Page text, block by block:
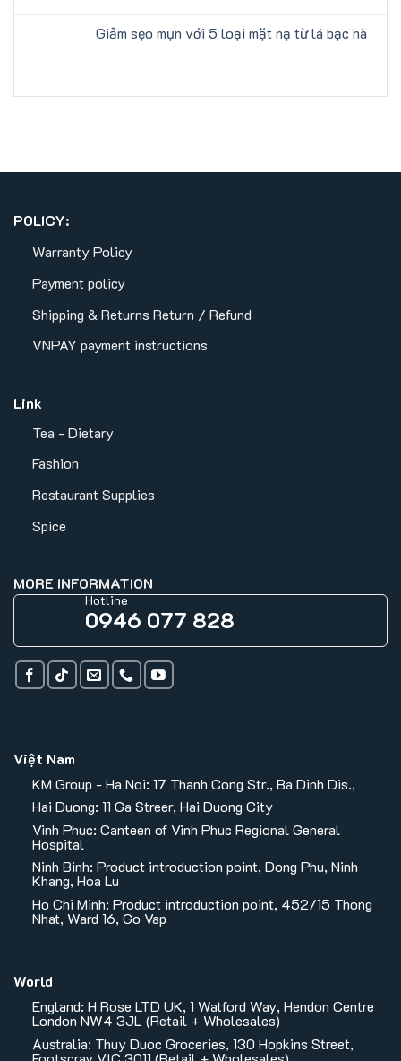
Giảm sẹo mụn với 5 loại mặt nạ từ lá bạc hà
POLICY:
Warranty Policy
Payment policy
Shipping & Returns Return / Refund
VNPAY payment instructions
Link
Tea - Dietary
Fashion
Restaurant Supplies
Spice
MORE INFORMATION
Hotline
0946 077 828
Việt Nam
KM Group - Ha Noi: 17 Thanh Cong Str., Ba Dinh Dis.,
Hai Duong: 11 Ga Streer, Hai Duong City
Vinh Phuc: Canteen of Vinh Phuc Regional General
Hospital
Ninh Binh: Product introduction point, Dong Phu, Ninh
Khang, Hoa Lu
Ho Chi Minh: Product introduction point, 452/15 Thong
Nhat, Ward 16, Go Vap
World
England: H Rose LTD UK, 1 Watford Way, Hendon Centre
London NW4 3JL (Retail + Wholesales)
Australia: Thuy Duoc Groceries, 130 Hopkins Street,